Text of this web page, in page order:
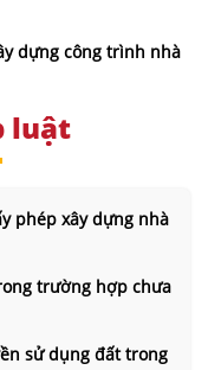
dựng công trình nhà
luật
phép xây dựng nhà
trường hợp chưa
sử dụng đất trong